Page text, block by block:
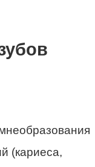
(кариеса,